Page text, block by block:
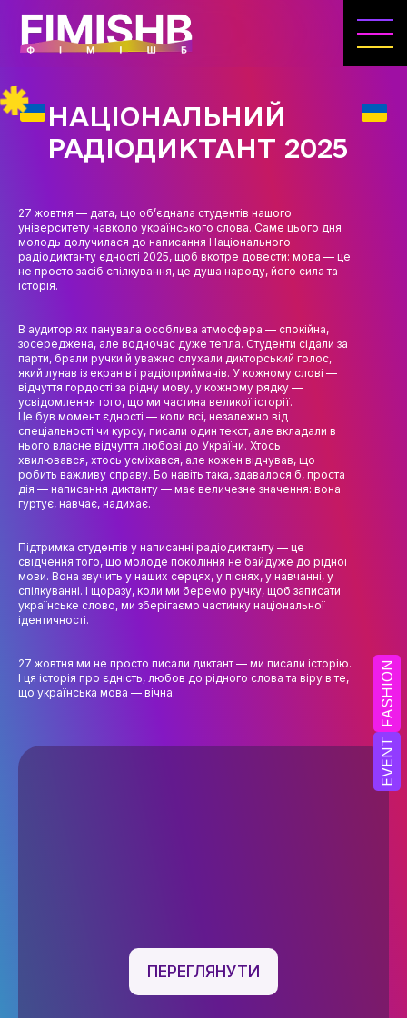
EVENT
FASHION
ГОЛОВНА
ІНДУСТРІЇ ДОЗВІЛЛЯ
МЕТА, ЗАВДАННЯ ТА ІСТОРІЯ КАФЕДРИ
ОСВІТНІ ПРОГРАМИ
ПРАКТИКА
НАУКА
НАПРЯМИ ДОСЛІДЖЕНЬ
НАУК.РОБОТА СТУДЕНТІВ
ВИДАВНИЧА ДІЯЛЬНІСТЬ
КОНФЕРЕНЦІЇ, СЕМІНАРИ
ЯКІСТЬ ОСВІТИ
АКАДЕМІЧНА ДОБРОЧЕСНІСТЬ
СПІВПРАЦЯ
КАФЕДРА ФЕШН ТА ШОУ-БІЗНЕСУ
МЕТА, ЗАВДАННЯ ТА ІСТОРІЯ КАФЕДРИ
НАУК.РОБОТА СТУДЕНТІВ
ВИДАВНИЧА ДІЯЛЬНІСТЬ
НАЦІОНАЛЬНИЙ
РАДІОДИКТАНТ 2025
27 жовтня — дата, що об’єднала студентів нашого
університету навколо українського слова. Саме цього дня
молодь долучилася до написання Національного
радіодиктанту єдності 2025, щоб вкотре довести: мова — це
не просто засіб спілкування, це душа народу, його сила та
історія.
В аудиторіях панувала особлива атмосфера — спокійна,
зосереджена, але водночас дуже тепла. Студенти сідали за
парти, брали ручки й уважно слухали дикторський голос,
який лунав із екранів і радіоприймачів. У кожному слові —
відчуття гордості за рідну мову, у кожному рядку —
усвідомлення того, що ми частина великої історії.
Це був момент єдності — коли всі, незалежно від
спеціальності чи курсу, писали один текст, але вкладали в
нього власне відчуття любові до України. Хтось
хвилювався, хтось усміхався, але кожен відчував, що
робить важливу справу. Бо навіть така, здавалося б, проста
дія — написання диктанту — має величезне значення: вона
гуртує, навчає, надихає.
Підтримка студентів у написанні радіодиктанту — це
свідчення того, що молоде покоління не байдужe до рідної
мови. Вона звучить у наших серцях, у піснях, у навчанні, у
спілкуванні. І щоразу, коли ми беремо ручку, щоб записати
українське слово, ми зберігаємо частинку національної
ідентичності.
27 жовтня ми не просто писали диктант — ми писали історію.
І ця історія про єдність, любов до рідного слова та віру в те,
що українська мова — вічна.
ПЕРЕГЛЯНУТИ